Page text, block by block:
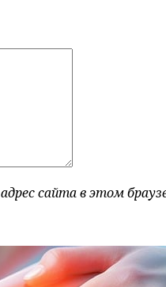
сайта в этом